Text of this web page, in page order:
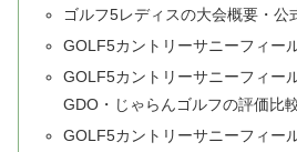
ゴルフ5レディスの大会概要・公
GOLF5カントリーサニーフィー
GOLF5カントリーサニーフィー
GDO・じゃらんゴルフの評価比
GOLF5カントリーサニーフィー